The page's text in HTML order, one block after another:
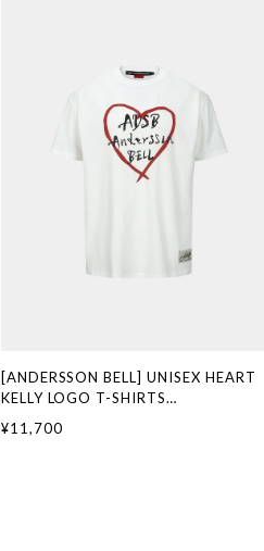
[ANDERSSON BELL] UNISEX HEART
KELLY LOGO T-SHIRTS
ド 韓国通販 韓国代行 韓国ファッション
¥11,700